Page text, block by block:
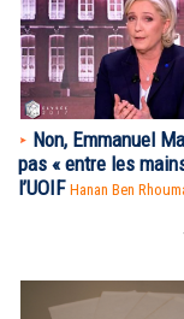
Non, Emmanuel
pas « entre les
l’UOIF Hanan Ben